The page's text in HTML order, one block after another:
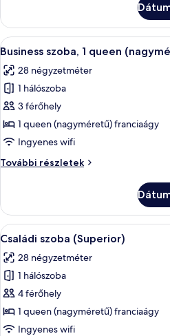
további
részletei
A
következő
szoba
összes
képének
megtekintése:
Business
1
franciaágy
4
Business szoba, 1 queen
28 négyzetméter
1 hálószoba
3 férőhely
1 queen (nagyméretű) franciaágy
Ingyenes wifi
További részletek
Business
(nagyméretű)
franciaágy
további
A
következő
szoba
összes
képének
megtekintése:
Családi
4
Családi szoba (Superior)
28 négyzetméter
1 hálószoba
4 férőhely
1 queen (nagyméretű) franciaágy
Ingyenes wifi